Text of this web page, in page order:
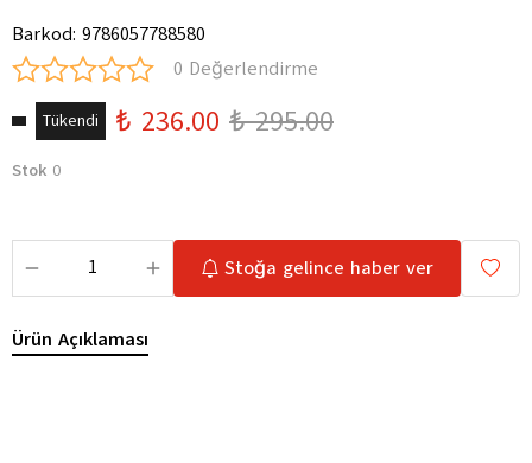
Barkod: 9786057788580
0 Değerlendirme
Tükendi ₺ 236.00 ₺ 295.00
Stok 0
Stoğa gelince haber ver
Ürün Açıklaması